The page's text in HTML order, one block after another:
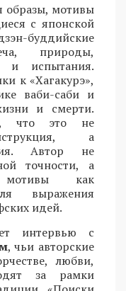
образы, мотивы
с японской
буддийские
природы,
и испытания.
к «Хагакурэ»,
ваби-саби и
и смерти.
что это не
а
Автор не
точности, а
мотивы как
выражения
идей.
интервью с
, чьи авторские
любви,
за рамки